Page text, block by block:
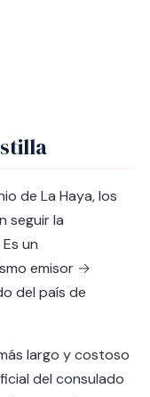
de La Haya, los
seguir la
Es un
emisor →
del país de
largo y costoso
del consulado